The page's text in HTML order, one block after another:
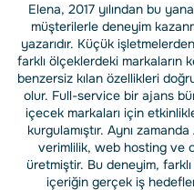
Elena, 2017 yılından bu
müşterilerle deneyim
yazarıdır. Küçük
farklı ölçeklerdeki markaların
benzersiz kılan özellikleri
olur. Full-service bir ajans
içecek markaları için
kurgulamıştır. Aynı
verimlilik, web hosting ve
üretmiştir. Bu deneyim, farklı
içeriğin gerçek iş